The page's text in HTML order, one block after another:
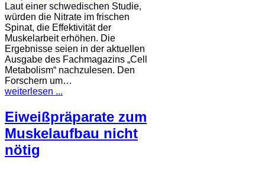
Laut einer schwedischen Studie,
würden die Nitrate im frischen
Spinat, die Effektivität der
Muskelarbeit erhöhen. Die
Ergebnisse seien in der aktuellen
Ausgabe des Fachmagazins „Cell
Metabolism“ nachzulesen. Den
Forschern um…
weiterlesen ...
Eiweißpräparate zum
Muskelaufbau nicht
nötig